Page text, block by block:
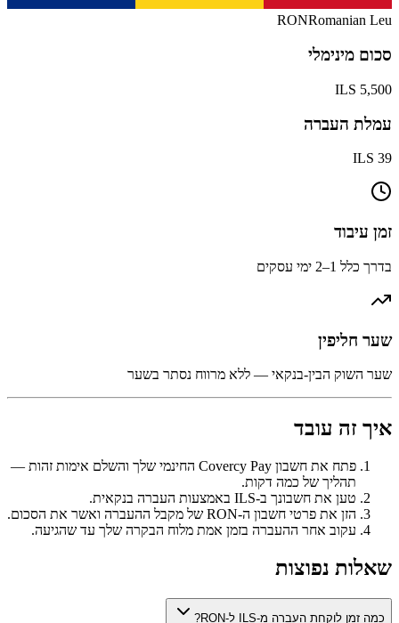
RONRomanian Leu
סכום מינימלי
5,500 ILS
עמלת העברה
39 ILS
זמן עיבוד
בדרך כלל 1–2 ימי עסקים
שער חליפין
שער השוק הבין-בנקאי — ללא מרווח נסתר בשער
איך זה עובד
פתח את חשבון Covercy Pay החינמי שלך והשלם אימות זהות —
תהליך של כמה דקות.
טען את חשבונך ב-ILS באמצעות העברה בנקאית.
הזן את פרטי חשבון ה-RON של מקבל ההעברה ואשר את הסכום.
עקוב אחר ההעברה בזמן אמת מלוח הבקרה שלך עד שהגיעה.
שאלות נפוצות
כמה זמן לוקחת העברה מ-ILS ל-RON?